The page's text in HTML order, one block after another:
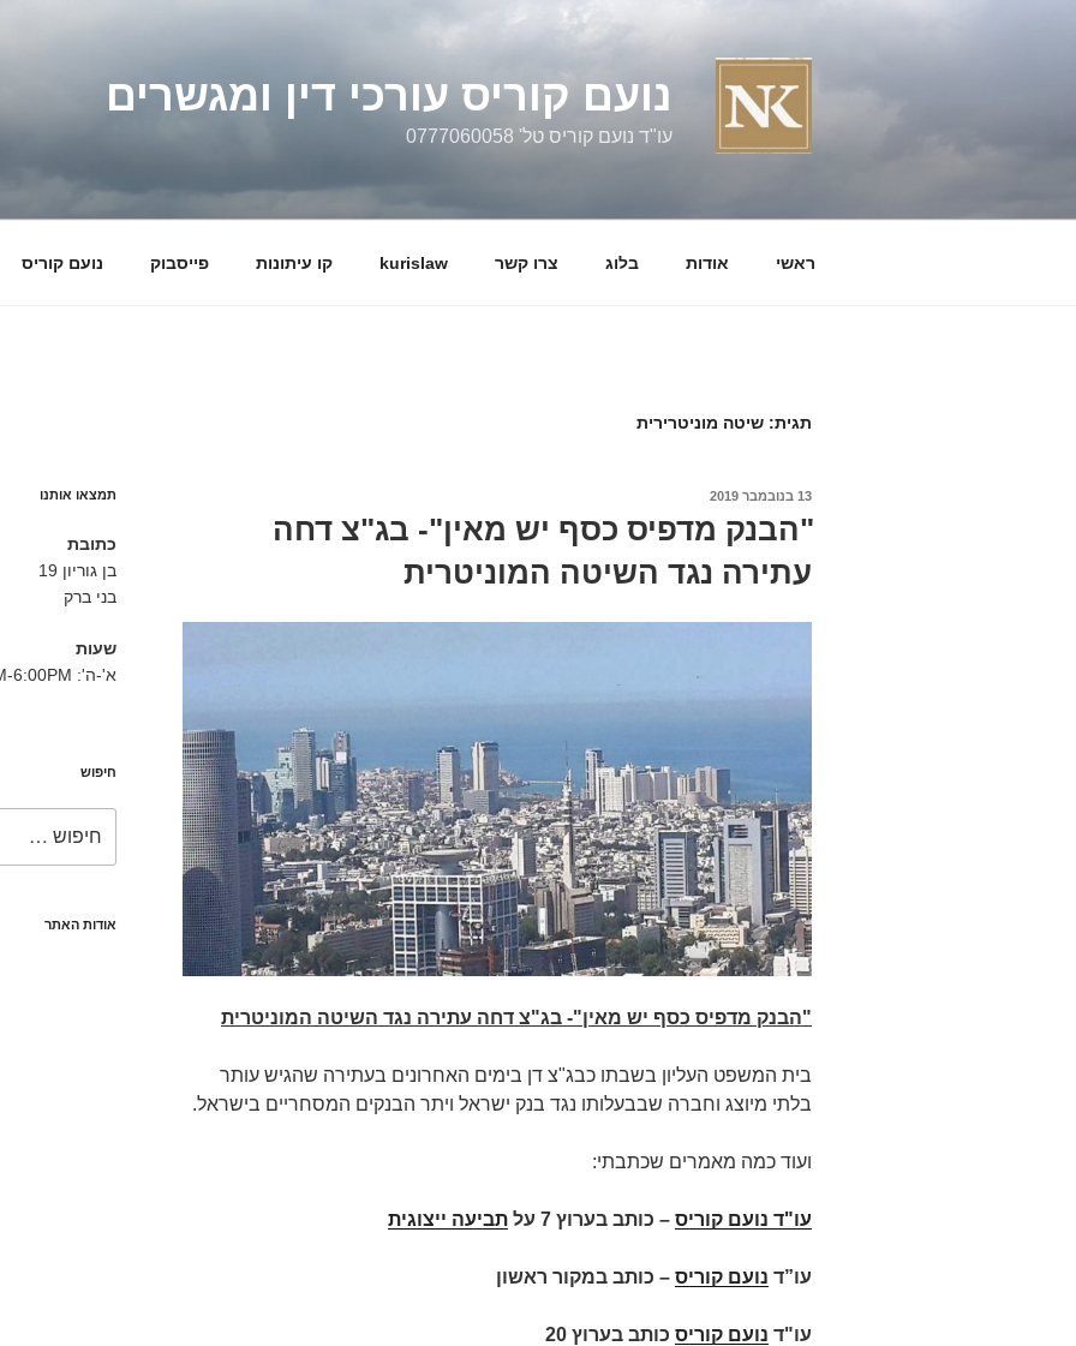
נועם קוריס עורכי דין ומגשרים
עו"ד נועם קוריס טל' 0777060058
ראשי אודות בלוג צרו קשר kurislaw קו עיתונות פייסבוק נועם קוריס
תגית: שיטה מוניטרירית
פורסם
13 בנובמבר 2019
"הבנק מדפיס כסף יש מאין"- בג"צ דחה
עתירה נגד השיטה המוניטרית
"הבנק מדפיס כסף יש מאין"- בג"צ דחה עתירה נגד השיטה המוניטרית
בית המשפט העליון בשבתו כבג"צ דן בימים האחרונים בעתירה שהגיש עותר
בלתי מיוצג וחברה שבבעלותו נגד בנק ישראל ויתר הבנקים המסחריים בישראל.
ועוד כמה מאמרים שכתבתי:
עו"ד נועם קוריס – כותב בערוץ 7 על תביעה ייצוגית
עו”ד נועם קוריס – כותב במקור ראשון
עו"ד נועם קוריס כותב בערוץ 20
תמצאו אותנו
כתובת
בן גוריון 19
בני ברק
שעות
א'-ה': 8:30AM-6:00PM
חיפוש
אודות האתר